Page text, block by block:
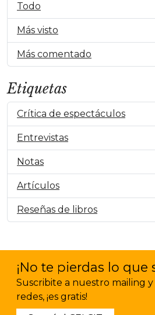
Todo
Más visto
Más comentado
Etiquetas
Crítica de espectáculos
Entrevistas
Notas
Artículos
Reseñas de libros
¡No te pierdas lo que
Suscribite a nuestro mailing
redes, ¡es gratis!